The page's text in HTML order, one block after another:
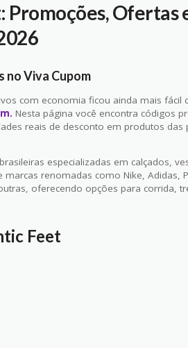
Ofertas
no Viva Cupom
com economia ficou ainda mais fácil
Nesta página você encontra códigos
reais de desconto em produtos das
especializadas em calçados,
renomadas como Nike, Adidas,
oferecendo opções para corrida,
Feet